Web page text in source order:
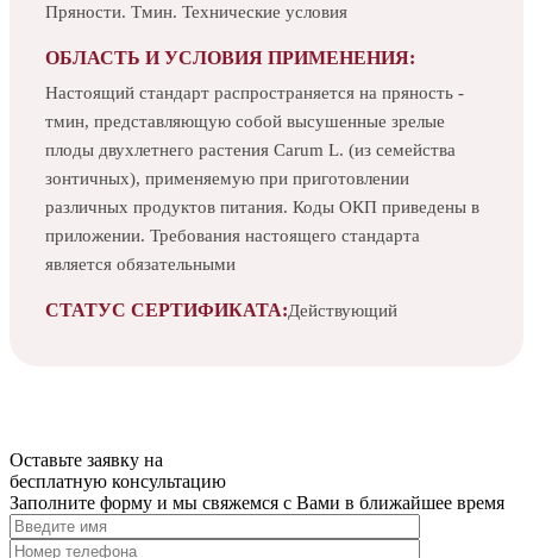
Пряности. Тмин. Технические условия
ОБЛАСТЬ И УСЛОВИЯ ПРИМЕНЕНИЯ:
Настоящий стандарт распространяется на пряность -
тмин, представляющую собой высушенные зрелые
плоды двухлетнего растения Carum L. (из семейства
зонтичных), применяемую при приготовлении
различных продуктов питания. Коды ОКП приведены в
приложении. Требования настоящего стандарта
является обязательными
СТАТУС СЕРТИФИКАТА:Действующий
Оставьте заявку на
бесплатную консультацию
Заполните форму и мы свяжемся с Вами в ближайшее время